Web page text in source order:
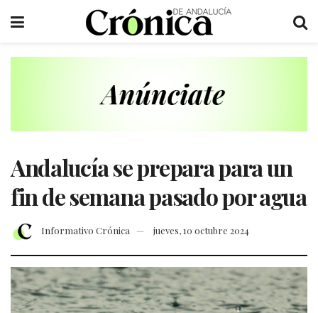
Andalucía se prepara para un
fin de semana pasado por agua
Informativo Crónica jueves, 10 octubre 2024